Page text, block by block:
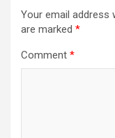
Your email address
are marked *
Comment *